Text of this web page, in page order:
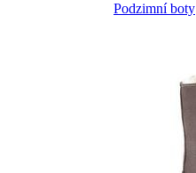
Podzimní boty